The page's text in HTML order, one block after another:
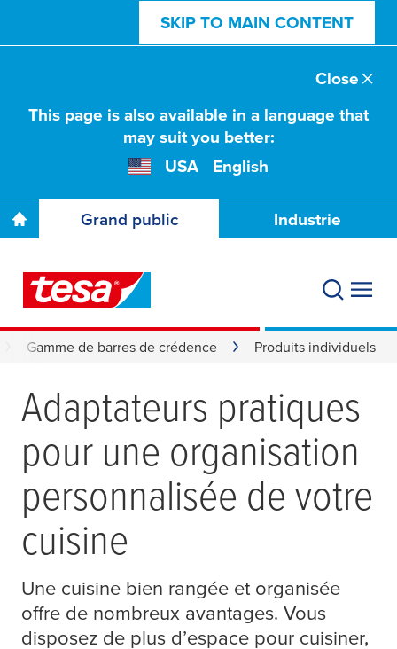
SKIP TO MAIN CONTENT
This page is also available in a language that
may suit you better:
USA
English
Close
Grand public Industrie
Gamme de barres de crédence Produits individuels
Adaptateurs pratiques
pour une organisation
personnalisée de votre
cuisine
Une cuisine bien rangée et organisée
offre de nombreux avantages. Vous
disposez de plus d’espace pour cuisiner,